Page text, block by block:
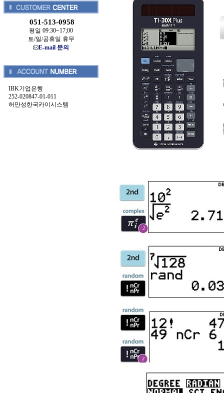
051-513-0958
평일 09:30~17;00
토/일/공휴일 휴무
E-mail 문의
IBK기업은행
252-020847-01-011
허만성한국카이시스템